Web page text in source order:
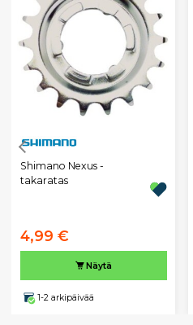
Shimano Nexus -
takaratas
4,99 €
Näytä
1-2 arkipäivää